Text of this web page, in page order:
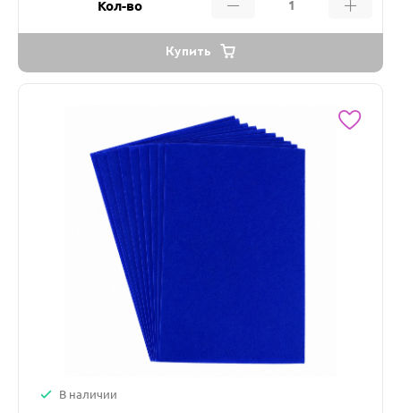
Кол-во
Купить
В наличии